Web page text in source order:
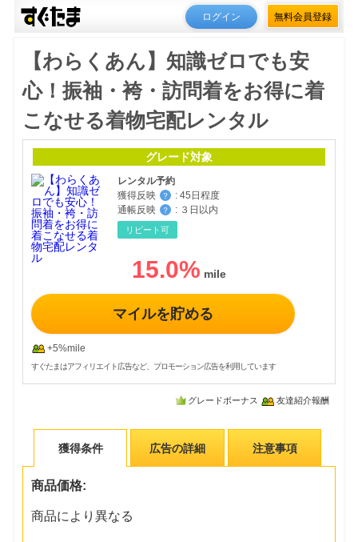
ログイン 無料会員登録
【わらくあん】知識ゼロでも安
心！振袖・袴・訪問着をお得に着
こなせる着物宅配レンタル
グレード対象
レンタル予約
獲得反映
？ : 45日程度
通帳反映
？ : ３日以内
リピート可
15.0%
マイルを貯める
+5%mile
すぐたまはアフィリエイト広告など、プロモーション広告を利用しています
グレードボーナス 友達紹介報酬
獲得条件 広告の詳細 注意事項
商品価格:
商品により異なる